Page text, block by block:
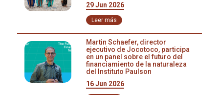
29 Jun 2026
Leer más
Martin Schaefer, director
ejecutivo de Jocotoco, participa
en un panel sobre el futuro del
financiamiento de la naturaleza
del Instituto Paulson
16 Jun 2026